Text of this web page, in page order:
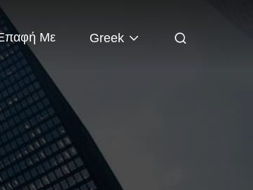
Με Greek